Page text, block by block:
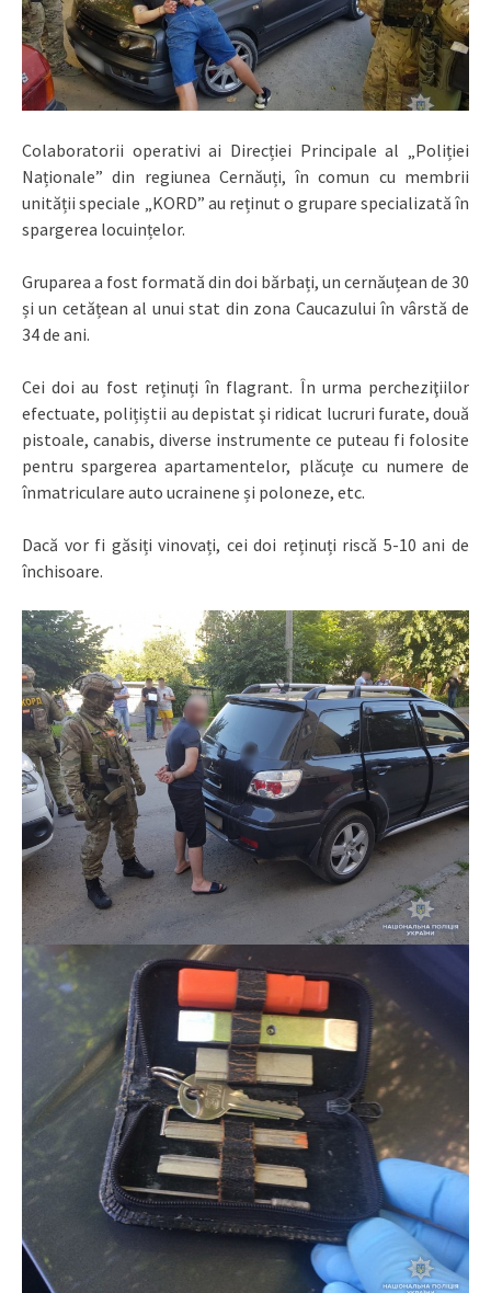
Colaboratorii operativi ai Direcției Principale al „Poliției
Naționale” din regiunea Cernăuți, în comun cu membrii
unității speciale „ KORD” au reținut o grupare specializată în
spargerea locuințelor.
Gruparea a fost formată din doi bărbați, un cernăuțean de 30
și un cetățean al unui stat din zona Caucazului în vârstă de
34 de ani.
Cei doi au fost reținuți în flagrant. În urma percheziţiilor
efectuate, polițiștii au depistat şi ridicat lucruri furate, două
pistoale, canabis, diverse instrumente ce puteau fi folosite
pentru spargerea apartamentelor, plăcuțe cu numere de
înmatriculare auto ucrainene și poloneze, etc.
Dacă vor fi găsiți vinovați, cei doi reținuți riscă 5-10 ani de
închisoare.